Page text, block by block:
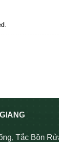
Tắc Bồn